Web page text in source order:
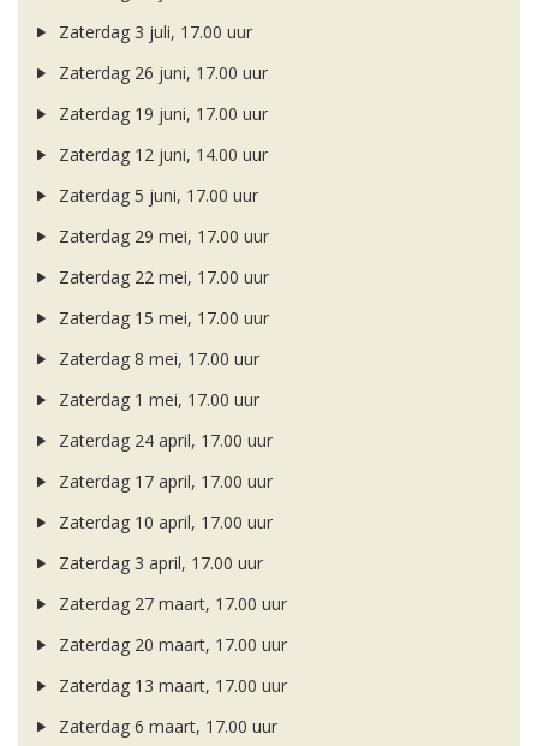
Zaterdag 3 juli, 17.00 uur
Zaterdag 26 juni, 17.00 uur
Zaterdag 19 juni, 17.00 uur
Zaterdag 12 juni, 14.00 uur
Zaterdag 5 juni, 17.00 uur
Zaterdag 29 mei, 17.00 uur
Zaterdag 22 mei, 17.00 uur
Zaterdag 15 mei, 17.00 uur
Zaterdag 8 mei, 17.00 uur
Zaterdag 1 mei, 17.00 uur
Zaterdag 24 april, 17.00 uur
Zaterdag 17 april, 17.00 uur
Zaterdag 10 april, 17.00 uur
Zaterdag 3 april, 17.00 uur
Zaterdag 27 maart, 17.00 uur
Zaterdag 20 maart, 17.00 uur
Zaterdag 13 maart, 17.00 uur
Zaterdag 6 maart, 17.00 uur